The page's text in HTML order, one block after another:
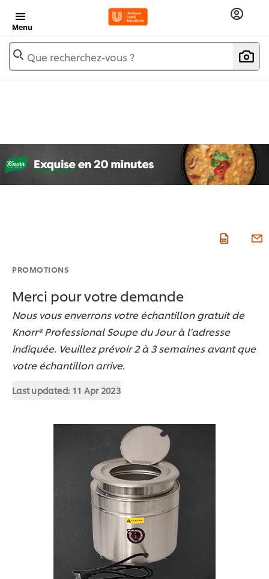
Menu
Que recherchez-vous ?
PROMOTIONS
Merci pour votre demande
Nous vous enverrons votre échantillon gratuit de
Knorr® Professional Soupe du Jour à l'adresse
indiquée. Veuillez prévoir 2 à 3 semaines avant que
votre échantillon arrive.
Last updated: 11 Apr 2023